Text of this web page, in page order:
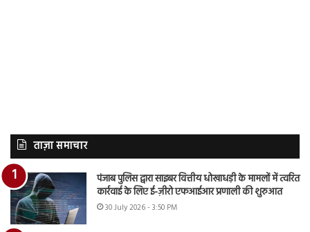
ताज़ा समाचार
पंजाब पुलिस द्वारा साइबर वित्तीय धोखाधड़ी के मामलों में त्वरित
कार्रवाई के लिए ई-ज़ीरो एफआईआर प्रणाली की शुरुआत
30 July 2026 - 3:50 PM